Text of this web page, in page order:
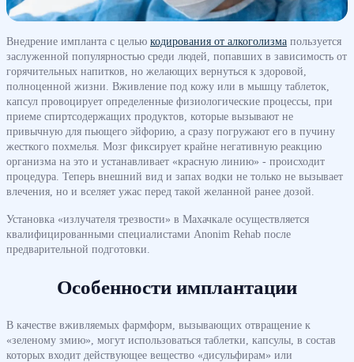
Внедрение импланта с целью кодирования от алкоголизма пользуется
заслуженной популярностью среди людей, попавших в зависимость от
горячительных напитков, но желающих вернуться к здоровой,
полноценной жизни. Вживление под кожу или в мышцу таблеток,
капсул провоцирует определенные физиологические процессы, при
приеме спиртсодержащих продуктов, которые вызывают не
привычную для пьющего эйфорию, а сразу погружают его в пучину
жесткого похмелья. Мозг фиксирует крайне негативную реакцию
организма на это и устанавливает «красную линию» - происходит
процедура. Теперь внешний вид и запах водки не только не вызывает
влечения, но и вселяет ужас перед такой желанной ранее дозой.
Установка «излучателя трезвости» в Махачкале осуществляется
квалифицированными специалистами Anonim Rehab после
предварительной подготовки.
Особенности имплантации
В качестве вживляемых фармформ, вызывающих отвращение к
«зеленому змию», могут использоваться таблетки, капсулы, в состав
которых входит действующее вещество «дисульфирам» или